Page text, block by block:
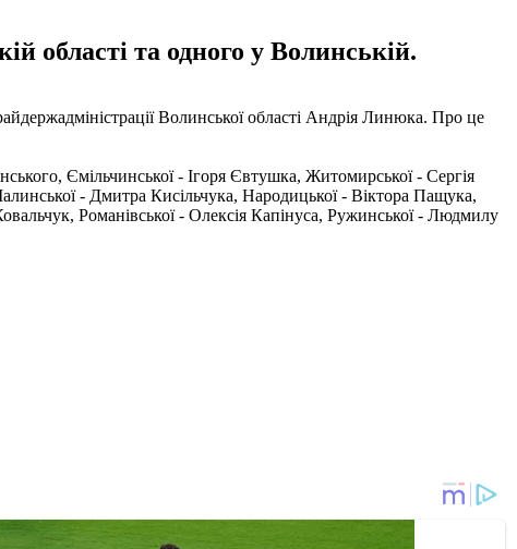
області та одного у Волинській.
Волинської області Андрія Линюка. Про це
Ємільчинської - Ігоря Євтушка, Житомирської - Сергія
- Дмитра Кисільчука, Народицької - Віктора Пащука,
Романівської - Олексія Капінуса, Ружинської - Людмилу